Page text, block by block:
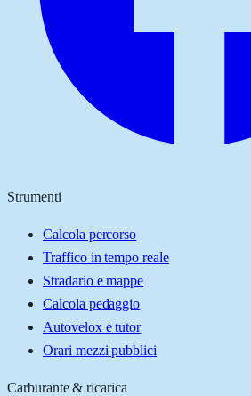
Strumenti
Calcola percorso
Traffico in tempo reale
Stradario e mappe
Calcola pedaggio
Autovelox e tutor
Orari mezzi pubblici
Carburante & ricarica